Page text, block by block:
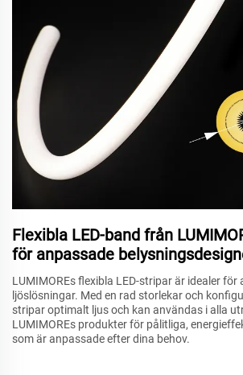
Flexibla LED-band från
för anpassade
LUMIMOREs flexibla LED-stripar är idealer
ljöslösningar. Med en rad storlekar och
stripar optimalt ljus och kan användas i alla
LUMIMOREs produkter för pålitliga,
som är anpassade efter dina behov.